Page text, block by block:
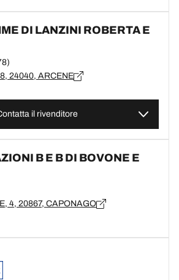
DI LANZINI ROBERTA E
24040, ARCENE
il rivenditore
B E B DI BOVONE E
4, 20867, CAPONAGO